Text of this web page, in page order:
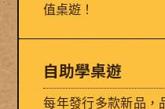
值桌遊！
自助學桌遊
每年發行多款新品，